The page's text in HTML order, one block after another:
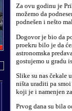
Za ovu godinu je
možemo da
podnešen i nešto
Dogovor je bio da
proekru bilo je da
astronomska
gostujemo u gradu
Slike su nas čekale
ništa uraditi pa
koji je i namenjen
Prvog dana su bila